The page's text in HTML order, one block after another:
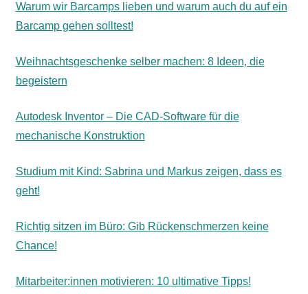
Warum wir Barcamps lieben und warum auch du auf ein
Barcamp gehen solltest!
Weihnachtsgeschenke selber machen: 8 Ideen, die
begeistern
Autodesk Inventor – Die CAD-Software für die
mechanische Konstruktion
Studium mit Kind: Sabrina und Markus zeigen, dass es
geht!
Richtig sitzen im Büro: Gib Rückenschmerzen keine
Chance!
Mitarbeiter:innen motivieren: 10 ultimative Tipps!